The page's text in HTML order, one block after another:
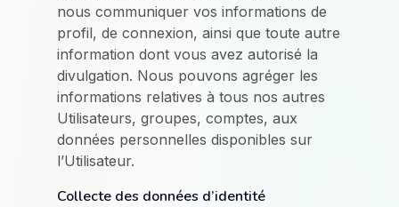
nous communiquer vos informations de
profil, de connexion, ainsi que toute autre
information dont vous avez autorisé la
divulgation. Nous pouvons agréger les
informations relatives à tous nos autres
Utilisateurs, groupes, comptes, aux
données personnelles disponibles sur
l’Utilisateur.
Collecte des données d’identité